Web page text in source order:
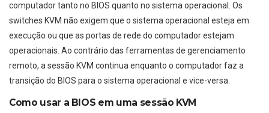
computador tanto no BIOS quanto no sistema operacional. Os
switches KVM não exigem que o sistema operacional esteja em
execução ou que as portas de rede do computador estejam
operacionais. Ao contrário das ferramentas de gerenciamento
remoto, a sessão KVM continua enquanto o computador faz a
transição do BIOS para o sistema operacional e vice-versa.
Como usar a BIOS em uma sessão KVM